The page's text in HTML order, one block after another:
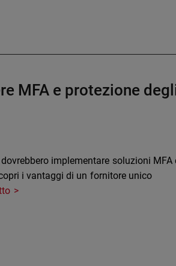
MFA e protezione
implementare soluzioni
i vantaggi di un fornitore unico